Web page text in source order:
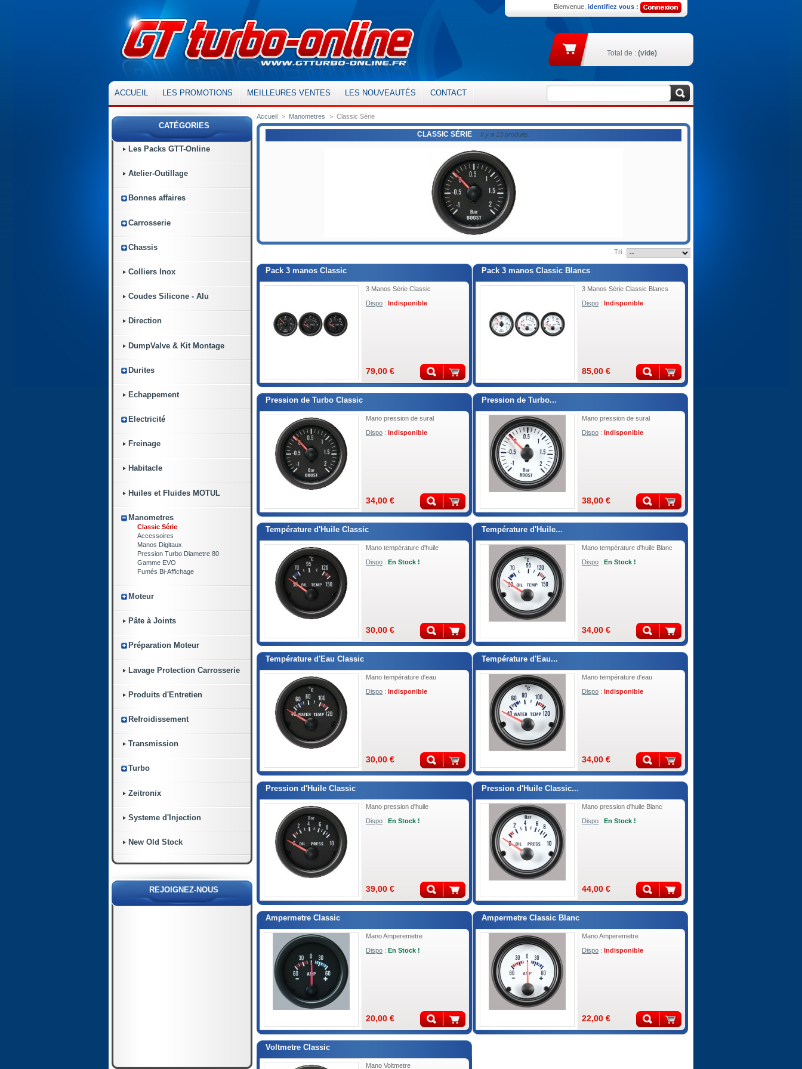
Bienvenue, identifiez vous :
Total de : (vide)
ACCUEIL LES PROMOTIONS MEILLEURES VENTES LES NOUVEAUTÉS CONTACT
CATÉGORIES
Les Packs GTT-Online
Atelier-Outillage
Bonnes affaires
Carrosserie
Chassis
Colliers Inox
Coudes Silicone - Alu
Direction
DumpValve & Kit Montage
Durites
Echappement
Electricité
Freinage
Habitacle
Huiles et Fluides MOTUL
Manometres
Classic Série
Accessoires
Manos Digitaux
Pression Turbo Diametre 80
Gamme EVO
Fumés Bi-Affichage
Moteur
Pâte à Joints
Préparation Moteur
Lavage Protection Carrosserie
Produits d'Entretien
Refroidissement
Transmission
Turbo
Zeitronix
Systeme d'Injection
New Old Stock
REJOIGNEZ-NOUS
Accueil > Manometres > Classic Série
CLASSIC SÉRIE Il y a 13 produits.
Tri
Pack 3 manos Classic
3 Manos Série Classic
Dispo : Indisponible
79,00 €
Pack 3 manos Classic Blancs
3 Manos Série Classic Blancs
Dispo : Indisponible
85,00 €
Pression de Turbo Classic
Mano pression de sural
Dispo : Indisponible
34,00 €
Pression de Turbo...
Mano pression de sural
Dispo : Indisponible
38,00 €
Température d'Huile Classic
Mano température d'huile
Dispo : En Stock !
30,00 €
Température d'Huile...
Mano température d'huile Blanc
Dispo : En Stock !
34,00 €
Température d'Eau Classic
Mano température d'eau
Dispo : Indisponible
30,00 €
Température d'Eau...
Mano température d'eau
Dispo : Indisponible
34,00 €
Pression d'Huile Classic
Mano pression d'huile
Dispo : En Stock !
39,00 €
Pression d'Huile Classic...
Mano pression d'huile Blanc
Dispo : En Stock !
44,00 €
Ampermetre Classic
Mano Amperemetre
Dispo : En Stock !
20,00 €
Ampermetre Classic Blanc
Mano Amperemetre
Dispo : Indisponible
22,00 €
Voltmetre Classic
Mano Voltmetre